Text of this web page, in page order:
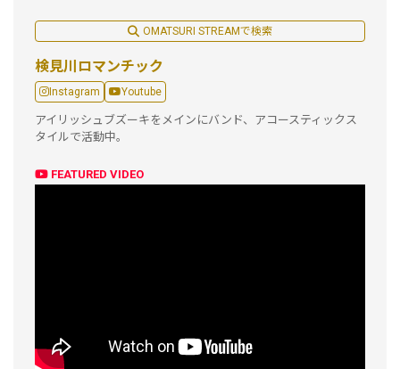
OMATSURI STREAMで検索
検見川ロマンチック
Instagram Youtube
アイリッシュブズーキをメインにバンド、アコースティックス
タイルで活動中。
FEATURED VIDEO